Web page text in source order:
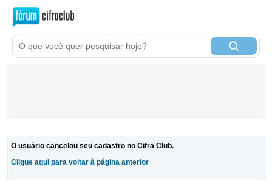
O usuário cancelou seu cadastro no Cifra Club.
Clique aqui para voltar à página anterior